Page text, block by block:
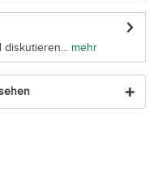
diskutieren... mehr